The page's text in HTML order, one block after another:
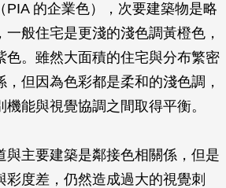
PIA 的企業色），次要建築物是略
般住宅是更淺的淺色調黃橙色，
色。雖然大面積的住宅與分布繁密
，但因為色彩都是柔和的淺色調，
能與視覺協調之間取得平衡。
與主要建築是鄰接色相關係，但是
彩度差，仍然造成過大的視覺刺